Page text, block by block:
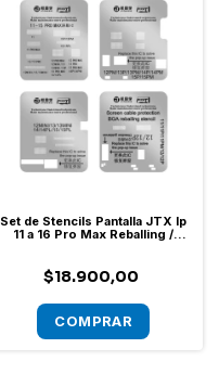
Set de Stencils Pantalla JTX Ip
11 a 16 Pro Max Reballing /
$18.900,00